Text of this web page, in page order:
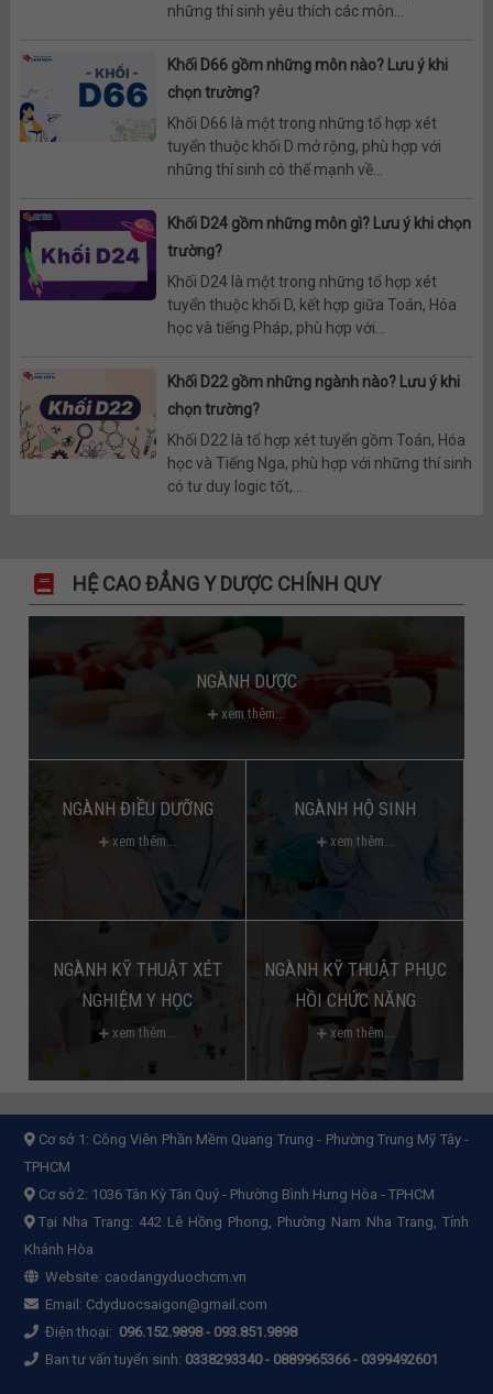
những thí sinh yêu thích các môn...
Khối D66 gồm những môn nào? Lưu ý khi
chọn trường?
Khối D66 là một trong những tổ hợp xét
tuyển thuộc khối D mở rộng, phù hợp với
những thí sinh có thế mạnh về...
Khối D24 gồm những môn gì? Lưu ý khi chọn
trường?
Khối D24 là một trong những tổ hợp xét
tuyển thuộc khối D, kết hợp giữa Toán, Hóa
học và tiếng Pháp, phù hợp với...
Khối D22 gồm những ngành nào? Lưu ý khi
chọn trường?
Khối D22 là tổ hợp xét tuyển gồm Toán, Hóa
học và Tiếng Nga, phù hợp với những thí sinh
có tư duy logic tốt,...
HỆ CAO ĐẲNG Y DƯỢC CHÍNH QUY
NGÀNH DƯỢC
xem thêm...
NGÀNH ĐIỀU DƯỠNG
xem thêm...
NGÀNH HỘ SINH
xem thêm...
NGÀNH KỸ THUẬT XÉT
NGHIỆM Y HỌC
xem thêm...
NGÀNH KỸ THUẬT PHỤC
HỒI CHỨC NĂNG
xem thêm...
Cơ sở 1: Công Viên Phần Mềm Quang Trung - Phường Trung Mỹ Tây -
TPHCM
Cơ sở 2: 1036 Tân Kỳ Tân Quý - Phường Bình Hưng Hòa - TPHCM
Tại Nha Trang: 442 Lê Hồng Phong, Phường Nam Nha Trang, Tỉnh
Khánh Hòa
Website: caodangyduochcm.vn
Email: Cdyduocsaigon@gmail.com
Điện thoại: 096.152.9898- 093.851.9898
Ban tư vấn tuyển sinh: 0338293340 - 0889965366 - 0399492601